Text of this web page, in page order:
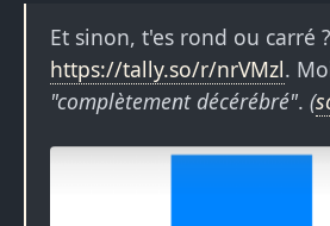
Et sinon, t'es rond ou carré ?
https://tally.so/r/nrVMzl.
"complètement décérébré". (